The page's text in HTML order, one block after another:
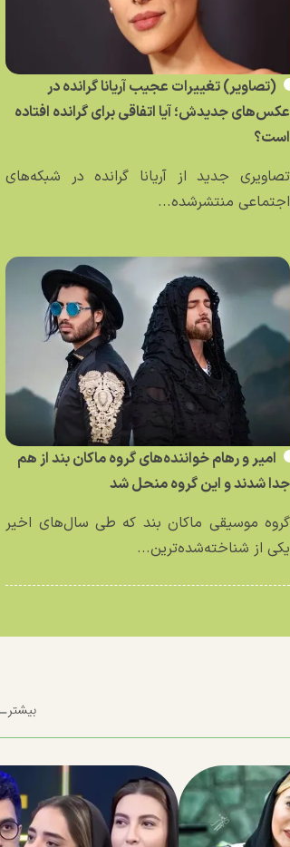
(تصاویر) تغییرات عجیب آریانا گرانده در
عکس‌های جدیدش؛ آیا اتفاقی برای گرانده افتاده
است؟
تصاویری جدید از آریانا گرانده در شبکه‌های
اجتماعی منتشرشده...
امیر و رهام خواننده‌های گروه ماکان بند از هم
جدا شدند و این گروه منحل شد
گروه موسیقی ماکان بند که طی سال‌های اخیر
یکی از شناخته‌شده‌ترین...